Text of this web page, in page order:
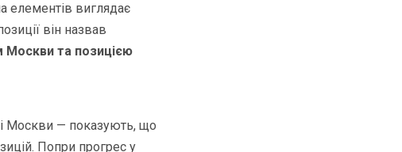
елементів виглядає
він назвав
Москви та позицією
і Москви — показують, що
Попри прогрес у